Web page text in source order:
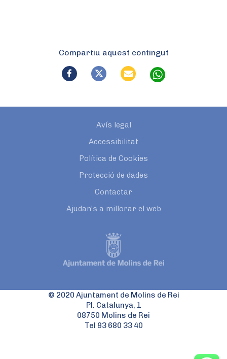
Compartiu aquest contingut
Avís legal
Accessibilitat
Política de Cookies
Protecció de dades
Contactar
Ajudan’s a millorar el web
© 2020 Ajuntament de Molins de Rei
Pl. Catalunya, 1
08750 Molins de Rei
Tel 93 680 33 40